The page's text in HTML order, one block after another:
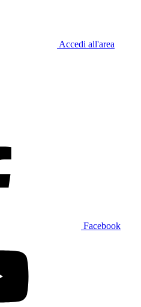
Accedi all'area
Facebook